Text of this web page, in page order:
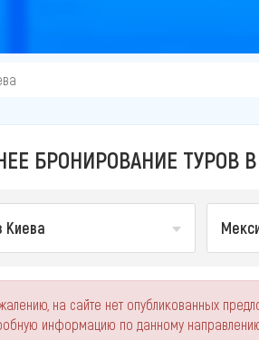
БРОНИРОВАНИЕ ТУРОВ
Киева
на сайте нет опубликованных
информацию по данному